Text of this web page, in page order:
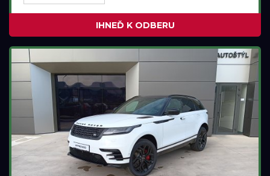
IHNEĎ K ODBERU